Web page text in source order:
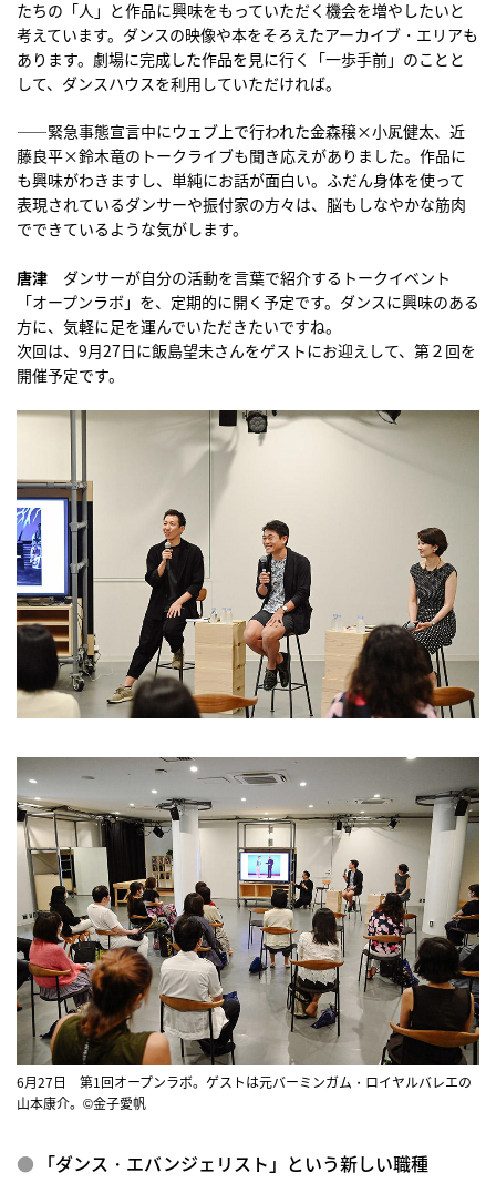
たちの「人」と作品に興味をもっていただく機会を増やしたいと
考えています。ダンスの映像や本をそろえたアーカイブ・エリアも
あります。劇場に完成した作品を見に行く「一歩手前」のことと
して、ダンスハウスを利用していただければ。
――緊急事態宣言中にウェブ上で行われた金森穣×小㞍健太、近
藤良平×鈴木竜のトークライブも聞き応えがありました。作品に
も興味がわきますし、単純にお話が面白い。ふだん身体を使って
表現されているダンサーや振付家の方々は、脳もしなやかな筋肉
でできているような気がします。
唐津 ダンサーが自分の活動を言葉で紹介するトークイベント
「オープンラボ」を、定期的に開く予定です。ダンスに興味のある
方に、気軽に足を運んでいただきたいですね。
次回は、9月27日に飯島望未さんをゲストにお迎えして、第２回を
開催予定です。
6月27日 第1回オープンラボ。ゲストは元バーミンガム・ロイヤルバレエの
山本康介。©金子愛帆
「ダンス・エバンジェリスト」という新しい職種